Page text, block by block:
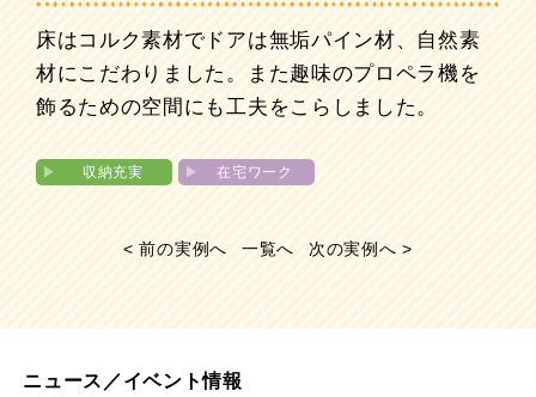
床はコルク素材でドアは無垢パイン材、自然素
材にこだわりました。また趣味のプロペラ機を
飾るための空間にも工夫をこらしました。
▶︎ 収納充実 ▶︎ 在宅ワーク
< 前の実例へ 一覧へ 次の実例へ >
ニュース／イベント情報